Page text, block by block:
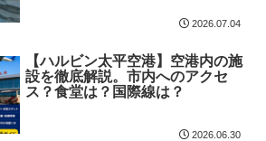
2026.07.04
【ハルビン太平空港】空港内の施
設を徹底解説。市内へのアクセ
ス？食堂は？国際線は？
2026.06.30